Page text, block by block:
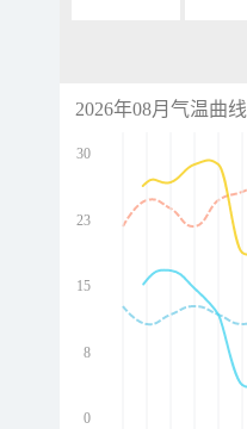
2026年08月气温曲线
30
23
15
8
0